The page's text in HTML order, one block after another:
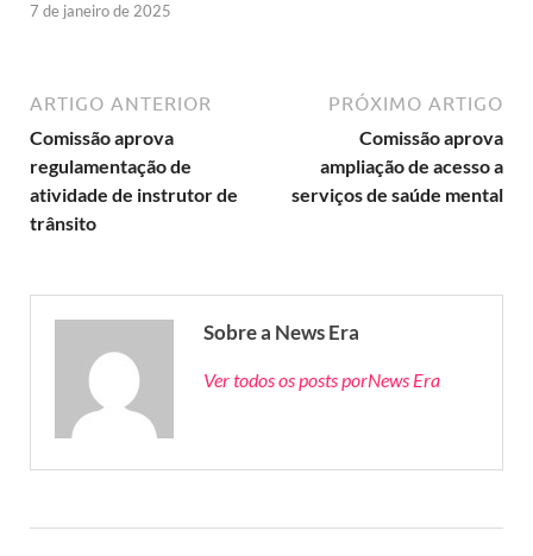
7 de janeiro de 2025
ARTIGO ANTERIOR
Comissão aprova
regulamentação de
atividade de instrutor de
trânsito
PRÓXIMO ARTIGO
Comissão aprova
ampliação de acesso a
serviços de saúde mental
Sobre a News Era
Ver todos os posts porNews Era